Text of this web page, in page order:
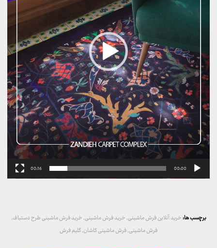
00:00
00:16
برچسب ها:خرید آنلاین فرش ماشینی,خرید فرش ماشینی,خرید فرش ماشینی طرح دستباف,
فرش ماشینی,فرش ماشینی کاشان,گلیم فرش